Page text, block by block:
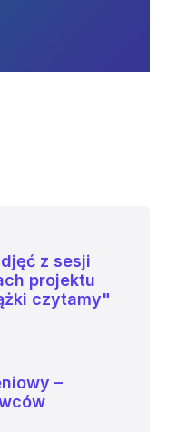
z sesji
projektu
czytamy"
–